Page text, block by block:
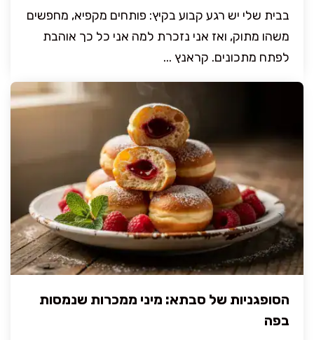
בבית שלי יש רגע קבוע בקיץ: פותחים מקפיא, מחפשים
משהו מתוק, ואז אני נזכרת למה אני כל כך אוהבת
לפתח מתכונים. קראנץ ...
הסופגניות של סבתא: מיני ממכרות שנמסות
בפה